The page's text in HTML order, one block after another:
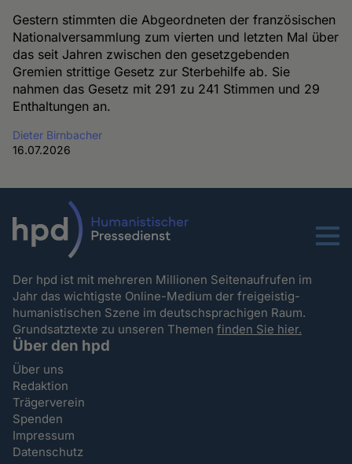
Gestern stimmten die Abgeordneten der französischen
Nationalversammlung zum vierten und letzten Mal über
das seit Jahren zwischen den gesetzgebenden
Gremien strittige Gesetz zur Sterbehilfe ab. Sie
nahmen das Gesetz mit 291 zu 241 Stimmen und 29
Enthaltungen an.
Dieter Birnbacher
16.07.2026
Menu
Der hpd ist mit mehreren Millionen Seitenaufrufen im
Jahr das wichtigste Online-Medium der freigeistig-
humanistischen Szene im deutschsprachigen Raum.
Grundsatztexte zu unseren Themenfinden Sie hier.
Über den hpd
Über uns
Redaktion
Trägerverein
Spenden
Impressum
Datenschutz